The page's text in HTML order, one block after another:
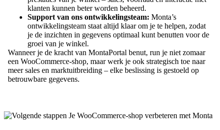
klanten kunnen beter worden beheerd.
Support van ons ontwikkelingsteam: Monta’s
ontwikkelingsteam staat altijd klaar om je te helpen, zodat
je de inzichten in gegevens optimaal kunt benutten voor de
groei van je winkel.
Wanneer je de kracht van MontaPortal benut, run je niet zomaar
een WooCommerce-shop, maar werk je ook strategisch toe naar
meer sales en marktuitbreiding – elke beslissing is gestoeld op
betrouwbare gegevens.